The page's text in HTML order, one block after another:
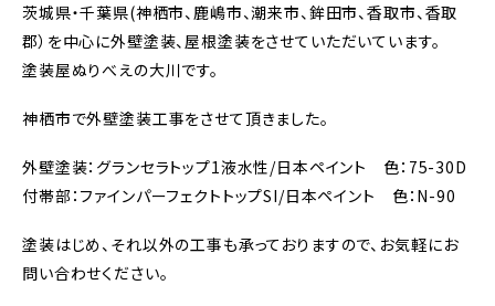
茨城県・千葉県(神栖市、鹿嶋市、潮来市、鉾田市、香取市、香取
郡）を中心に外壁塗装、屋根塗装をさせていただいています。
塗装屋ぬりべえの大川です。
神栖市で外壁塗装工事をさせて頂きました。
外壁塗装：グランセラトップ1液水性/日本ペイント 色：75-30D
付帯部：ファインパーフェクトトップSI/日本ペイント 色：N-90
塗装はじめ、それ以外の工事も承っておりますので、お気軽にお
問い合わせください。